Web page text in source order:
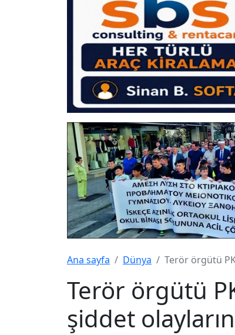
Ana sayfa Dünya Terör örgütü
Terör örgütü
şiddet